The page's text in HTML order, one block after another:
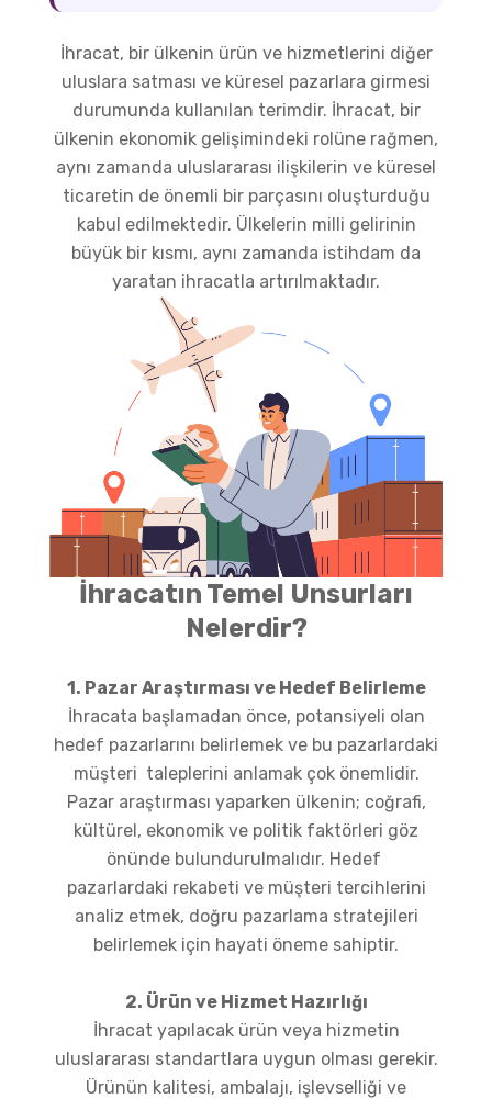
İhracat, bir ülkenin ürün ve hizmetlerini diğer
uluslara satması ve küresel pazarlara girmesi
durumunda kullanılan terimdir. İhracat, bir
ülkenin ekonomik gelişimindeki rolüne rağmen,
aynı zamanda uluslararası ilişkilerin ve küresel
ticaretin de önemli bir parçasını oluşturduğu
kabul edilmektedir. Ülkelerin milli gelirinin
büyük bir kısmı, aynı zamanda istihdam da
yaratan ihracatla artırılmaktadır.
İhracatın Temel Unsurları
Nelerdir?
1. Pazar Araştırması ve Hedef Belirleme
İhracata başlamadan önce, potansiyeli olan
hedef pazarlarını belirlemek ve bu pazarlardaki
müşteri taleplerini anlamak çok önemlidir.
Pazar araştırması yaparken ülkenin; coğrafi,
kültürel, ekonomik ve politik faktörleri göz
önünde bulundurulmalıdır. Hedef
pazarlardaki rekabeti ve müşteri tercihlerini
analiz etmek, doğru pazarlama stratejileri
belirlemek için hayati öneme sahiptir.
2. Ürün ve Hizmet Hazırlığı
İhracat yapılacak ürün veya hizmetin
uluslararası standartlara uygun olması gerekir.
Ürünün kalitesi, ambalajı, işlevselliği ve